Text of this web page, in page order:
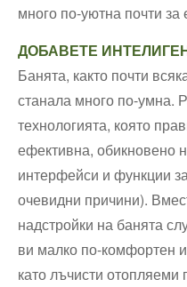
много по-уютна почти
ДОБАВЕТЕ
Банята, както почти
станала много по-умна.
технологията, която
ефективна, обикновено
интерфейси и функции
очевидни причини).
надстройки на банята
ви малко по-комфортен
като лъчисти отопляеми